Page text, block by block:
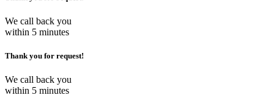
We call back you
within 5 minutes
Thank you for request!
We call back you
within 5 minutes